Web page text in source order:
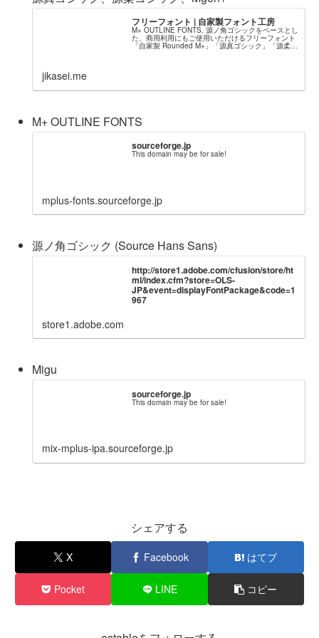
フリーフォント | 自家製フォント工房
M+ OUTLINE FONTS, 源ノ角ゴシックをベースとし
た、商用利用にもご使用いただけるフリーフォント
「自家製 Rounded M+」「源真ゴシック」「源柔ゴ
jikasei.me
M+ OUTLINE FONTS
sourceforge.jp
This domain may be for sale!
mplus-fonts.sourceforge.jp
源ノ角ゴシック (Source Hans Sans)
http://store1.adobe.com/cfusion/store/ht
ml/index.cfm?store=OLS-
JP&event=displayFontPackage&code=1
967
store1.adobe.com
Migu
sourceforge.jp
This domain may be for sale!
mix-mplus-ipa.sourceforge.jp
シェアする
X Facebook はてブ
Pocket LINE コピー